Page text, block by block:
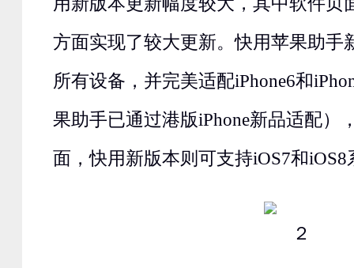
方面实现了较大更新。快用苹果助手
所有设备，并完美适配iPhone6和
果助手已通过港版iPhone新品适配）
面，快用新版本则可支持iOS7和iOS8